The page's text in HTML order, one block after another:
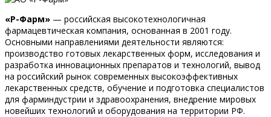
«Р-Фарм» — российская высокотехнологичная
фармацевтическая компания, основанная в 2001 году.
Основными направлениями деятельности являются:
производство готовых лекарственных форм, исследования и
разработка инновационных препаратов и технологий, вывод
на российский рынок современных высокоэффективных
лекарственных средств, обучение и подготовка специалистов
для фарминдустрии и здравоохранения, внедрение мировых
новейших технологий и оборудования на территории РФ.